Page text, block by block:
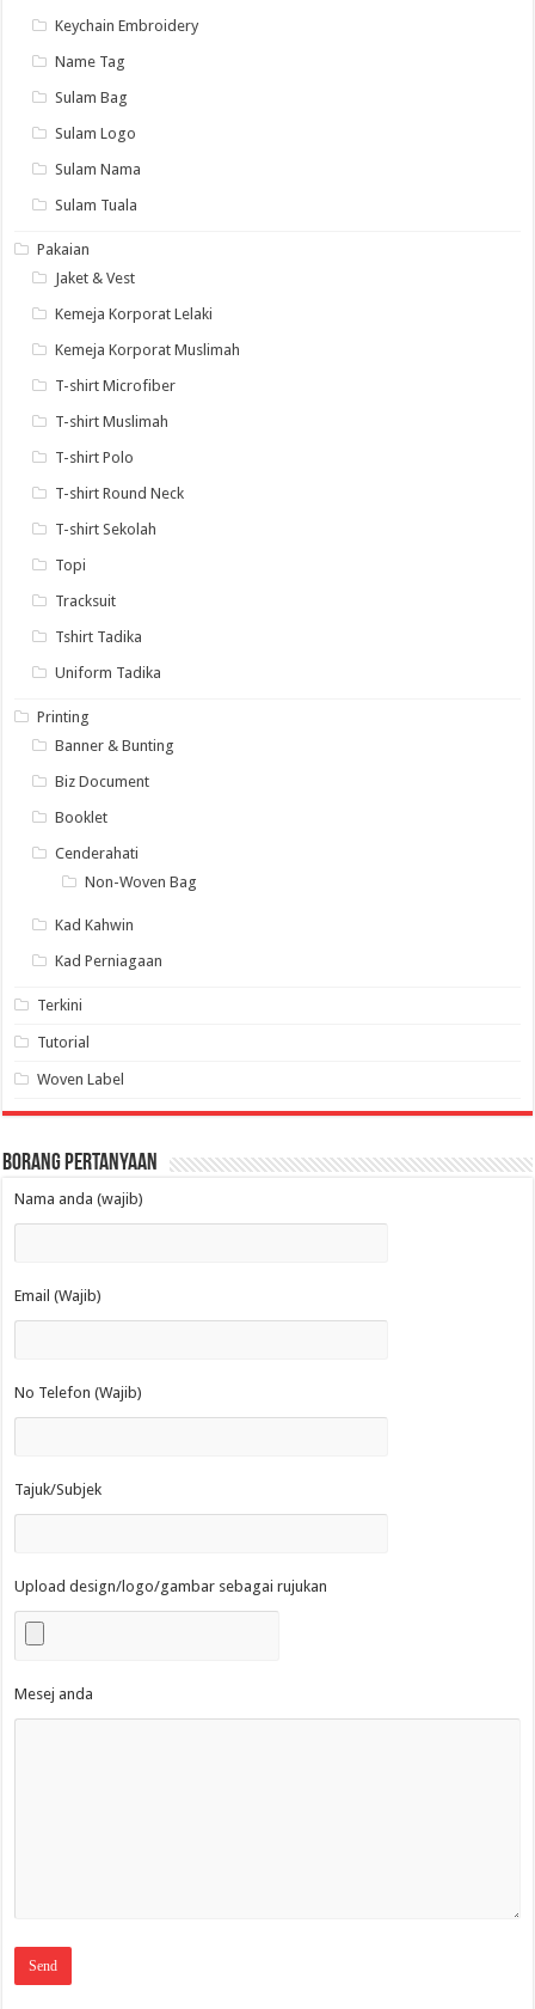
Keychain Embroidery
Name Tag
Sulam Bag
Sulam Logo
Sulam Nama
Sulam Tuala
Pakaian
Jaket & Vest
Kemeja Korporat Lelaki
Kemeja Korporat Muslimah
T-shirt Microfiber
T-shirt Muslimah
T-shirt Polo
T-shirt Round Neck
T-shirt Sekolah
Topi
Tracksuit
Tshirt Tadika
Uniform Tadika
Printing
Banner & Bunting
Biz Document
Booklet
Cenderahati
Non-Woven Bag
Kad Kahwin
Kad Perniagaan
Terkini
Tutorial
Woven Label
Borang Pertanyaan
Nama anda (wajib)
Email (Wajib)
No Telefon (Wajib)
Tajuk/Subjek
Upload design/logo/gambar sebagai rujukan
Mesej anda